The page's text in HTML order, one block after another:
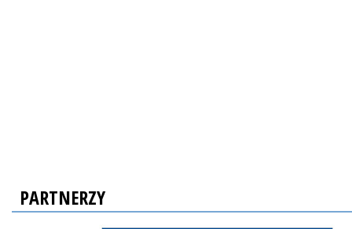
PARTNERZY